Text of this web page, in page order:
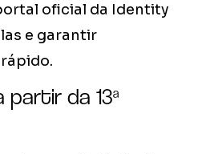
oficial da Identity
e garantir
partir da 13ª